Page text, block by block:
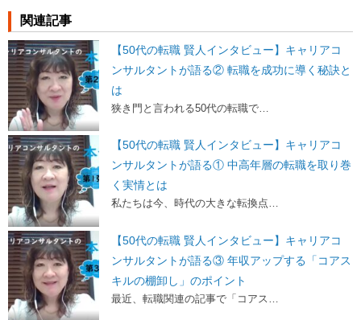
関連記事
【50代の転職 賢人インタビュー】キャリアコ
ンサルタントが語る② 転職を成功に導く秘訣と
は
狭き門と言われる50代の転職で…
【50代の転職 賢人インタビュー】キャリアコ
ンサルタントが語る① 中高年層の転職を取り巻
く実情とは
私たちは今、時代の大きな転換点…
【50代の転職 賢人インタビュー】キャリアコ
ンサルタントが語る③ 年収アップする「コアス
キルの棚卸し」のポイント
最近、転職関連の記事で「コアス…